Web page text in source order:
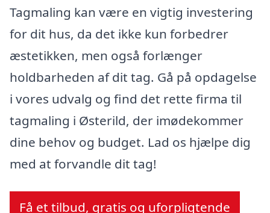
Tagmaling kan være en vigtig investering
for dit hus, da det ikke kun forbedrer
æstetikken, men også forlænger
holdbarheden af dit tag. Gå på opdagelse
i vores udvalg og find det rette firma til
tagmaling i Østerild, der imødekommer
dine behov og budget. Lad os hjælpe dig
med at forvandle dit tag!
Få et tilbud, gratis og uforpligtende